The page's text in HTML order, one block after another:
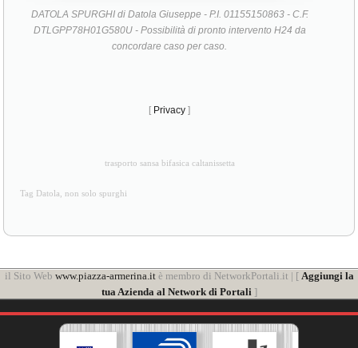
DATOLA SPURGHI di Datola Giuseppe - P.I. 01155150863 - C.F.
DTLGPP78H01G580U - Possibilità di pronto intervento H24 da
concordare caso per caso.
[ Privacy ]
trasporto sansa bifasica caltanissetta
Tag Datola, non solo spurghi
il Sito Web www.piazza-armerina.itè membro di NetworkPortali.it | [ Aggiungi la
tua Azienda al Network di Portali ]